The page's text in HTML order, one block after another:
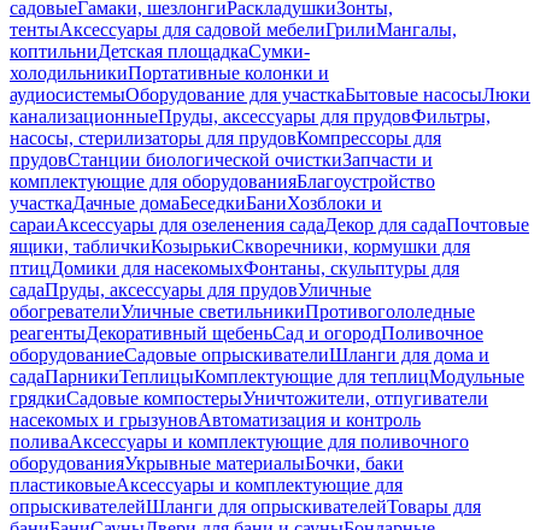
садовыеГамаки, шезлонгиРаскладушкиЗонты,
тентыАксессуары для садовой мебелиГрилиМангалы,
коптильниДетская площадкаСумки-
холодильникиПортативные колонки и
аудиосистемыОборудование для участкаБытовые насосыЛюки
канализационныеПруды, аксессуары для прудовФильтры,
насосы, стерилизаторы для прудовКомпрессоры для
прудовСтанции биологической очисткиЗапчасти и
комплектующие для оборудованияБлагоустройство
участкаДачные домаБеседкиБаниХозблоки и
сараиАксессуары для озеленения садаДекор для садаПочтовые
ящики, табличкиКозырькиСкворечники, кормушки для
птицДомики для насекомыхФонтаны, скульптуры для
садаПруды, аксессуары для прудовУличные
обогревателиУличные светильникиПротивогололедные
реагентыДекоративный щебеньСад и огородПоливочное
оборудованиеСадовые опрыскивателиШланги для дома и
садаПарникиТеплицыКомплектующие для теплицМодульные
грядкиСадовые компостерыУничтожители, отпугиватели
насекомых и грызуновАвтоматизация и контроль
поливаАксессуары и комплектующие для поливочного
оборудованияУкрывные материалыБочки, баки
пластиковыеАксессуары и комплектующие для
опрыскивателейШланги для опрыскивателейТовары для